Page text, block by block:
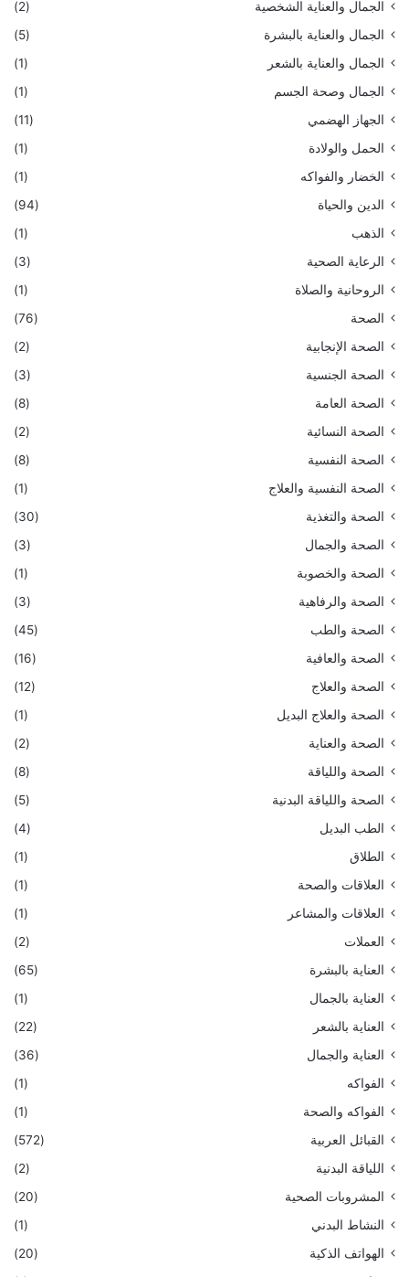
الجمال والعناية الشخصية
(2)
الجمال والعناية بالبشرة
(5)
الجمال والعناية بالشعر
(1)
الجمال وصحة الجسم
(1)
الجهاز الهضمي
(11)
الحمل والولادة
(1)
الخضار والفواكه
(1)
الدين والحياة
(94)
الذهب
(1)
الرعاية الصحية
(3)
الروحانية والصلاة
(1)
الصحة
(76)
الصحة الإنجابية
(2)
الصحة الجنسية
(3)
الصحة العامة
(8)
الصحة النسائية
(2)
الصحة النفسية
(8)
الصحة النفسية والعلاج
(1)
الصحة والتغذية
(30)
الصحة والجمال
(3)
الصحة والخصوبة
(1)
الصحة والرفاهية
(3)
الصحة والطب
(45)
الصحة والعافية
(16)
الصحة والعلاج
(12)
الصحة والعلاج البديل
(1)
الصحة والعناية
(2)
الصحة واللياقة
(8)
الصحة واللياقة البدنية
(5)
الطب البديل
(4)
الطلاق
(1)
العلاقات والصحة
(1)
العلاقات والمشاعر
(1)
العملات
(2)
العناية بالبشرة
(65)
العناية بالجمال
(1)
العناية بالشعر
(22)
العناية والجمال
(36)
الفواكه
(1)
الفواكه والصحة
(1)
القبائل العربية
(572)
اللياقة البدنية
(2)
المشروبات الصحية
(20)
النشاط البدني
(1)
الهواتف الذكية
(20)